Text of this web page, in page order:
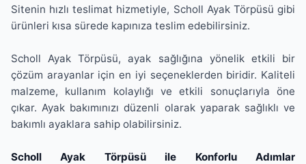
Sitenin hızlı teslimat hizmetiyle, Scholl Ayak Törpüsü gibi
ürünleri kısa sürede kapınıza teslim edebilirsiniz.
Scholl Ayak Törpüsü, ayak sağlığına yönelik etkili bir
çözüm arayanlar için en iyi seçeneklerden biridir. Kaliteli
malzeme, kullanım kolaylığı ve etkili sonuçlarıyla öne
çıkar. Ayak bakımınızı düzenli olarak yaparak sağlıklı ve
bakımlı ayaklara sahip olabilirsiniz.
Scholl Ayak Törpüsü ile Konforlu Adımlar